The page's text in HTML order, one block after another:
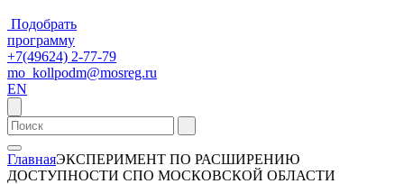
Подобрать
программу
+7(49624) 2-77-79
mo_kollpodm@mosreg.ru
EN
ГлавнаяЭКСПЕРИМЕНТ ПО РАСШИРЕНИЮ
ДОСТУПНОСТИ СПО МОСКОВСКОЙ ОБЛАСТИ